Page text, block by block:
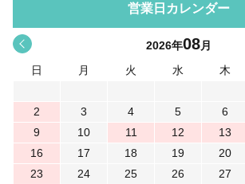
営業日カレンダー
< 2026年08月
日
月 火 水 木
2
3 4 5 6
9
10 11 12 13
16
17 18 19 20
23
24 25 26 27